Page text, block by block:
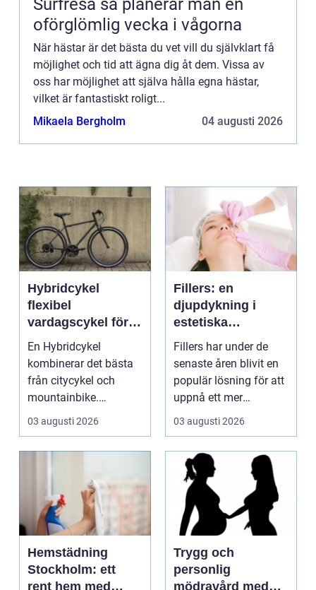
Surfresa så planerar man en
oförglömlig vecka i vågorna
När hästar är det bästa du vet vill du självklart få
möjlighet och tid att ägna dig åt dem. Vissa av
oss har möjlighet att själva hålla egna hästar,
vilket är fantastiskt roligt...
Mikaela Bergholm
04 augusti 2026
Hybridcykel
flexibel
vardagscykel för
både stad och
motion
En Hybridcykel
kombinerar det bästa
från citycykel och
mountainbike.
Resultatet blir en
03 augusti 2026
Fillers: en
djupdykning i
estetiska
behandlingar
Fillers har under de
senaste åren blivit en
populär lösning för att
uppnå ett mer
ungdomligt och frä...
03 augusti 2026
Hemstädning
Stockholm: ett
rent hem med
Trygg och
personlig
mödravård med